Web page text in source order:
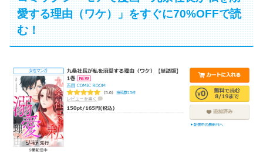
愛する理由（ワケ）」をすぐに70%OFFで読
む！